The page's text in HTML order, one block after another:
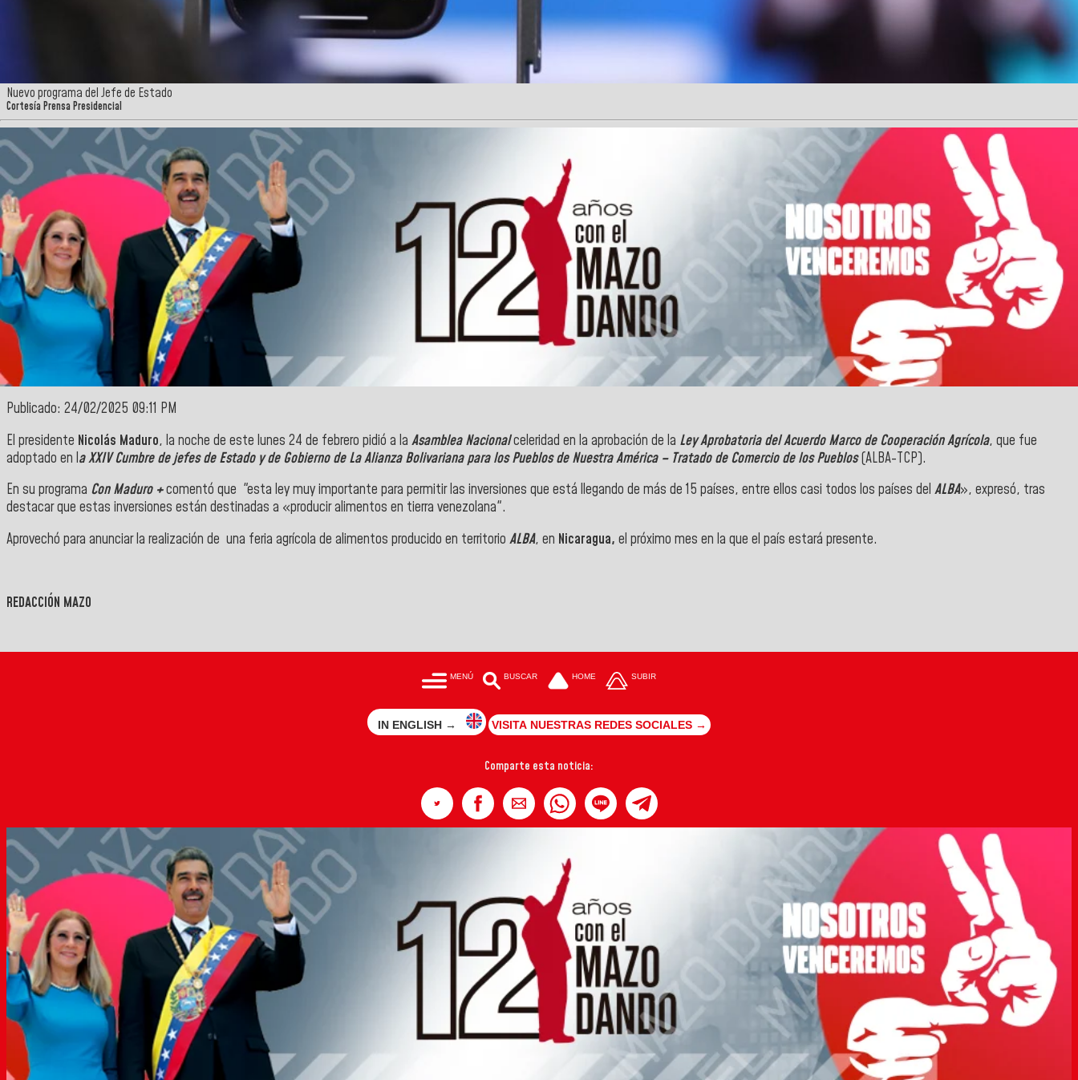
Nuevo programa del Jefe de Estado
Cortesía Prensa Presidencial
Publicado: 24/02/2025 09:11 PM
El presidente Nicolás Maduro, la noche de este lunes 24 de febrero pidió a la Asamblea Nacionalceleridad en la aprobación de la Ley Aprobatoria del Acuerdo Marco de Cooperación Agrícola, que fue
adoptado en la XXIV Cumbre de jefes de Estado y de Gobierno de La Alianza Bolivariana para los Pueblos de Nuestra América – Tratado de Comercio de los Pueblos(ALBA-TCP).
En su programa Con Maduro +comentó que "esta ley muy importante para permitir las inversiones que está llegando de más de 15 países, entre ellos casi todos los países del ALBA», expresó, tras
destacar que estas inversiones están destinadas a «producir alimentos en tierra venezolana".
Aprovechó para anunciar la realización de una feria agrícola de alimentos producido en territorio ALBA, en Nicaragua, el próximo mes en la que el país estará presente.
REDACCIÓN MAZO
MENÚ BUSCAR HOME SUBIR
IN ENGLISH → VISITA NUESTRAS REDES SOCIALES →
Comparte esta noticia: